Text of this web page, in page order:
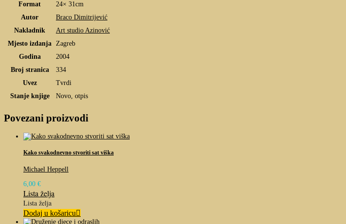
Format
24× 31cm
Autor
Braco Dimitrijević
Nakladnik
Art studio Azinović
Mjesto izdanja Zagreb
Godina
2004
Broj stranica
334
Uvez
Tvrdi
Stanje knjige
Novo, otpis
Povezani proizvodi
Kako svakodnevno stvoriti sat viška
Michael Heppell
6,00 €
Lista želja
Lista želja
Dodaj u košaricu